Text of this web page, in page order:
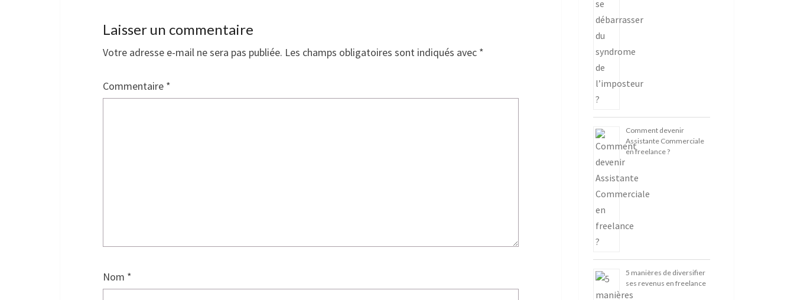
Laisser un commentaire
Votre adresse e-mail ne sera pas publiée. Les champs obligatoires sont indiqués avec *
Commentaire *
Nom *
Comment devenir
Assistante Commerciale
en freelance ?
5 manières de diversifier
ses revenus en freelance